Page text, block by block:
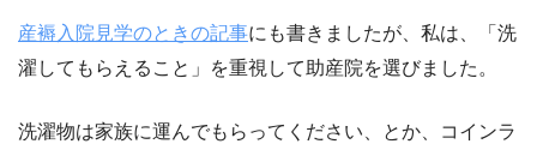
産褥入院見学のときの記事にも書きましたが、私は、「洗
濯してもらえること」を重視して助産院を選びました。
洗濯物は家族に運んでもらってください、とか、コインラ